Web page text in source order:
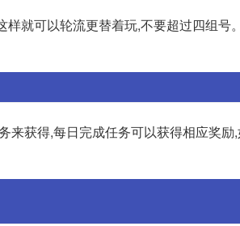
就可以轮流更替着玩,不要超过四组号
获得,每日完成任务可以获得相应奖